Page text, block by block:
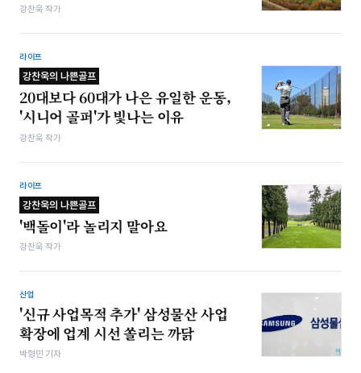
강찬욱 작가
라이프
강찬욱의 나쁜골프
20대보다 60대가 나은 유일한 운동,
'시니어 골퍼'가 빛나는 이유
강찬욱 작가
라이프
강찬욱의 나쁜골프
'백돌이'라 놀리지 말아요
강찬욱 작가
산업
'신규 사업목적 추가' 삼성물산 사업
확장에 업계 시선 쏠리는 까닭
박형민 기자